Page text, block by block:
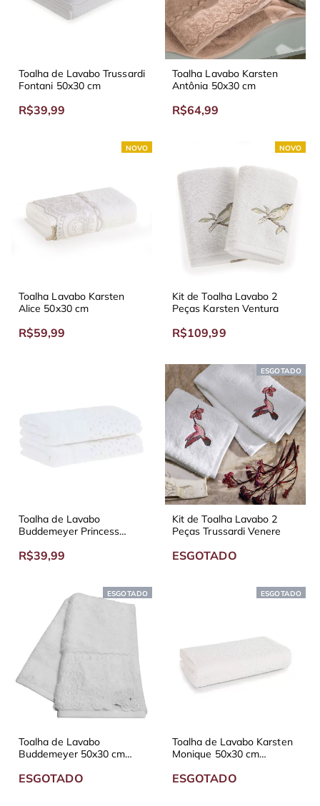
Toalha de Lavabo Trussardi
Fontani 50x30 cm
R$39,99
Toalha Lavabo Karsten
Antônia 50x30 cm
R$64,99
NOVO
Toalha Lavabo Karsten
Alice 50x30 cm
R$59,99
NOVO
Kit de Toalha Lavabo 2
Peças Karsten Ventura
R$109,99
Toalha de Lavabo
Buddemeyer Princess
R$39,99
ESGOTADO
Kit de Toalha Lavabo 2
Peças Trussardi Venere
ESGOTADO
ESGOTADO
Toalha de Lavabo
Buddemeyer 50x30 cm
Bordado - Diversas Cores
ESGOTADO
ESGOTADO
Toalha de Lavabo Karsten
Monique 50x30 cm
ESGOTADO